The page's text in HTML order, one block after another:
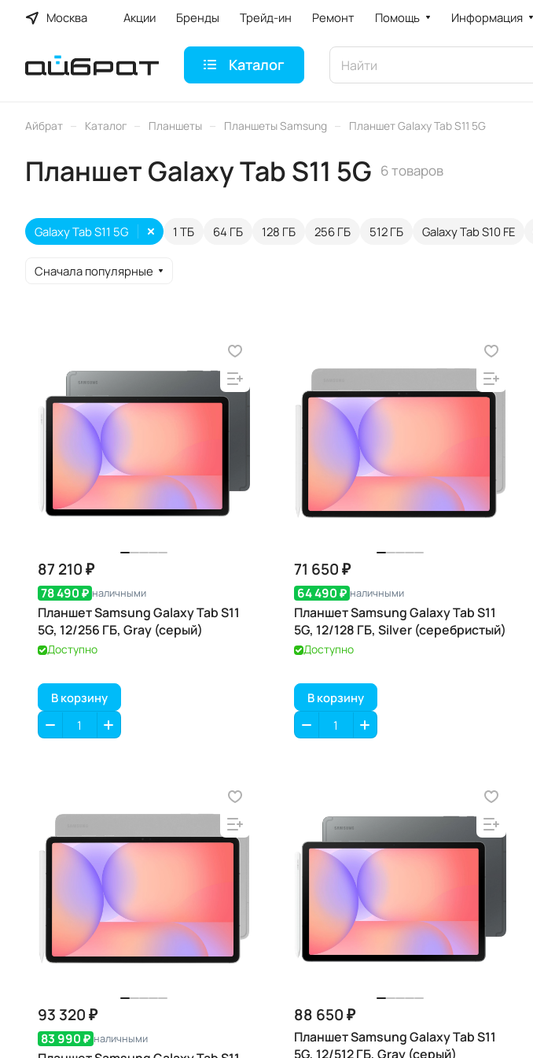
Москва Акции Бренды Трейд-ин Ремонт Помощь Информация
Каталог
Айбрат – Каталог – Планшеты – Планшеты Samsung – Планшет Galaxy Tab S11 5G
Планшет Galaxy Tab S11 5G 6 товаров
1 ТБ 64 ГБ 128 ГБ 256 ГБ 512 ГБ Galaxy Tab S10 FE
Galaxy Tab S11 5G
Сначала популярные
87 210 ₽
78 490 ₽ наличными
Планшет Samsung Galaxy Tab S11
5G, 12/256 ГБ, Gray (серый)
Доступно
В корзину
71 650 ₽
64 490 ₽ наличными
Планшет Samsung Galaxy Tab S11
5G, 12/128 ГБ, Silver (серебристый)
Доступно
В корзину
93 320 ₽
83 990 ₽ наличными
88 650 ₽
Планшет Samsung Galaxy Tab S11
5G, 12/512 ГБ, Gray (серый)